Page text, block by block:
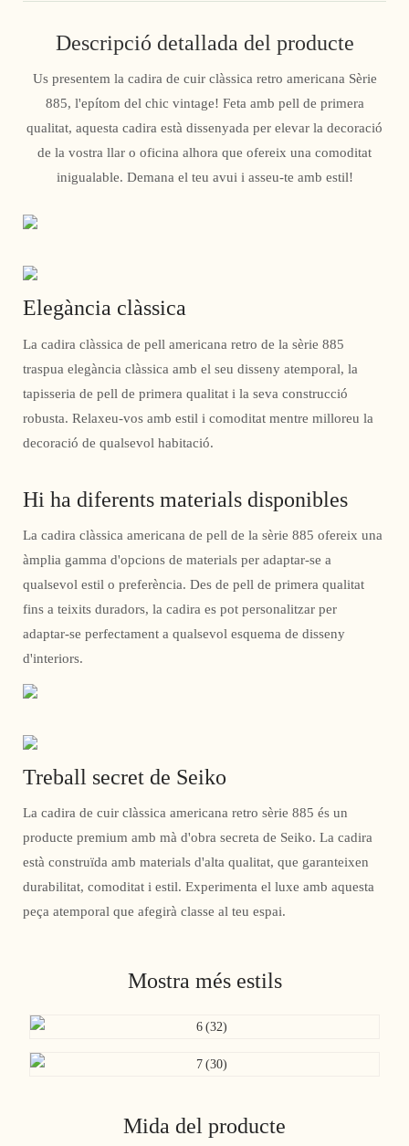
Descripció detallada del producte
Us presentem la cadira de cuir clàssica retro americana Sèrie
885, l'epítom del chic vintage! Feta amb pell de primera
qualitat, aquesta cadira està dissenyada per elevar la decoració
de la vostra llar o oficina alhora que ofereix una comoditat
inigualable. Demana el teu avui i asseu-te amb estil!
Elegància clàssica
La cadira clàssica de pell americana retro de la sèrie 885
traspua elegància clàssica amb el seu disseny atemporal, la
tapisseria de pell de primera qualitat i la seva construcció
robusta. Relaxeu-vos amb estil i comoditat mentre milloreu la
decoració de qualsevol habitació.
Hi ha diferents materials disponibles
La cadira clàssica americana de pell de la sèrie 885 ofereix una
àmplia gamma d'opcions de materials per adaptar-se a
qualsevol estil o preferència. Des de pell de primera qualitat
fins a teixits duradors, la cadira es pot personalitzar per
adaptar-se perfectament a qualsevol esquema de disseny
d'interiors.
Treball secret de Seiko
La cadira de cuir clàssica americana retro sèrie 885 és un
producte premium amb mà d'obra secreta de Seiko. La cadira
està construïda amb materials d'alta qualitat, que garanteixen
durabilitat, comoditat i estil. Experimenta el luxe amb aquesta
peça atemporal que afegirà classe al teu espai.
Mostra més estils
Mida del producte